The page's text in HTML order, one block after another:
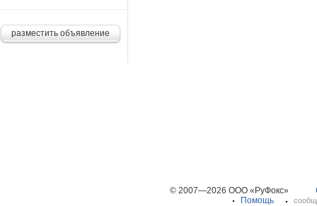
разместить объявление
© 2007—2026 ООО «РуФокс»
Помощь